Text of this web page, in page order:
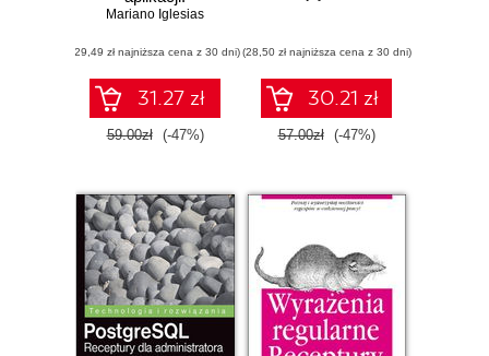
Receptury
Mariano Iglesias
(29,49 zł najniższa cena z 30 dni)
31.27 zł
59.00zł (-47%)
(28,50 zł najniższa cena z 30 dni)
30.21 zł
57.00zł (-47%)